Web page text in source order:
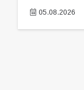
05.08.2026